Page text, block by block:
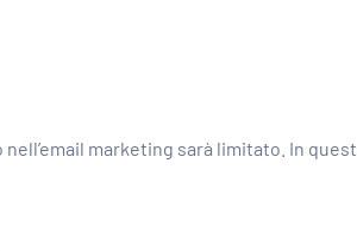
marketing sarà limitato. In